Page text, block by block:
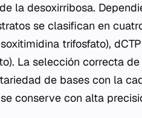
la desoxirribosa.
se clasifican en
trifosfato),
La selección correcta
de bases con la
conserve con alta